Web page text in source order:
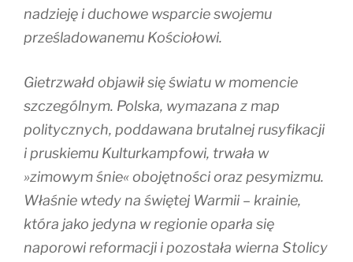
nadzieję i duchowe wsparcie swojemu
prześladowanemu Kościołowi.
Gietrzwałd objawił się światu w momencie
szczególnym. Polska, wymazana z map
politycznych, poddawana brutalnej rusyfikacji
i pruskiemu Kulturkampfowi, trwała w
»zimowym śnie« obojętności oraz pesymizmu.
Właśnie wtedy na świętej Warmii – krainie,
która jako jedyna w regionie oparła się
naporowi reformacji i pozostała wierna Stolicy